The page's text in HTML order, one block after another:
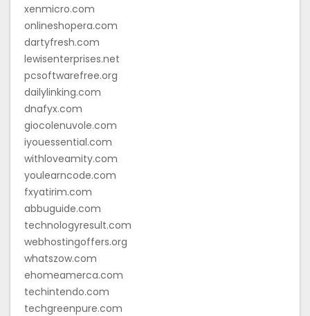
xenmicro.com
onlineshopera.com
dartyfresh.com
lewisenterprises.net
pcsoftwarefree.org
dailylinking.com
dnafyx.com
giocolenuvole.com
iyouessential.com
withloveamity.com
youlearncode.com
fxyatirim.com
abbuguide.com
technologyresult.com
webhostingoffers.org
whatszow.com
ehomeamerca.com
techintendo.com
techgreenpure.com